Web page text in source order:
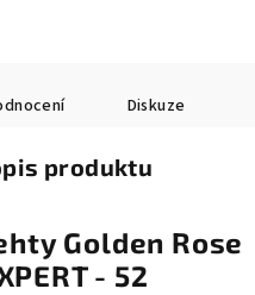
Diskuze
produktu
Golden Rose
- 52